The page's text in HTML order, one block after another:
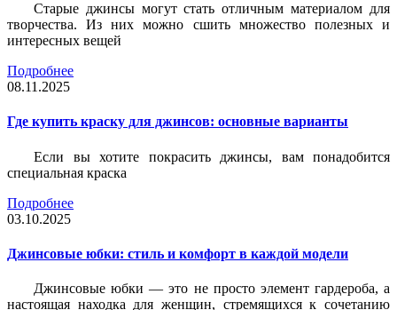
Старые джинсы могут стать отличным материалом для
творчества. Из них можно сшить множество полезных и
интересных вещей
Подробнее
08.11.2025
Где купить краску для джинсов: основные варианты
Если вы хотите покрасить джинсы, вам понадобится
специальная краска
Подробнее
03.10.2025
Джинсовые юбки: стиль и комфорт в каждой модели
Джинсовые юбки — это не просто элемент гардероба, а
настоящая находка для женщин, стремящихся к сочетанию